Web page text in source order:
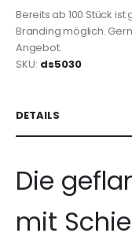
Bereits ab 100 Stück
Branding möglich.
Angebot.
SKU ds5030
DETAILS
Die
mit